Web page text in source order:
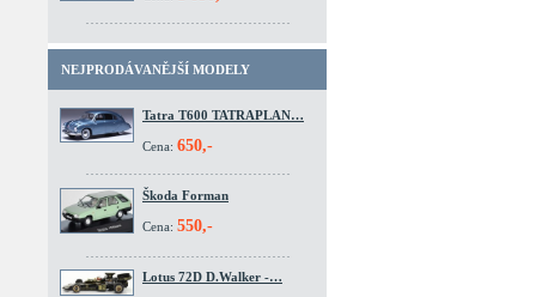
NEJPRODÁVANĚJŠÍ MODELY
Tatra T600 TATRAPLAN…
Cena: 650,-
Škoda Forman
Cena: 550,-
Lotus 72D D.Walker -…